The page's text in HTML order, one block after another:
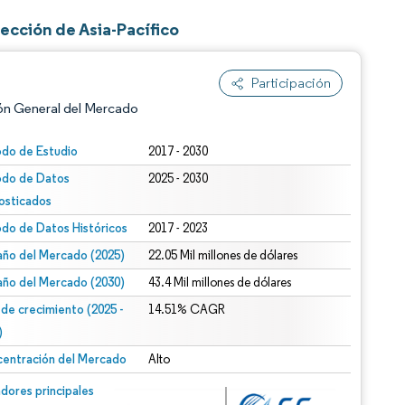
de Asia-Pacífico
Participación
General del Mercado
de Estudio 2017 - 2030
de Datos
2025 - 2030
de Datos Históricos 2017 - 2023
del Mercado (2025) 22.05 Mil millones de dólares
del Mercado (2030) 43.4 Mil millones de dólares
de crecimiento (2025 -
14.51% CAGR
del Mercado Alto
principales
© Mordor Intelligence. El uso requiere atribución según CC BY 4.0.
CC BY 4.0.